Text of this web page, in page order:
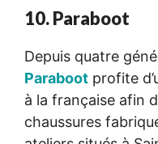
10. Paraboot
Depuis quatre
Paraboot profite
à la française afin
chaussures